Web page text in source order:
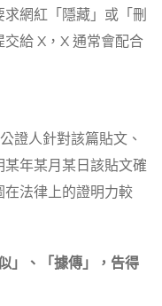
網紅「隱藏」或「刪
給 X，X 通常會配合
證人針對該篇貼文、
年某月某日該貼文確
法律上的證明力較
」、「據傳」，告得